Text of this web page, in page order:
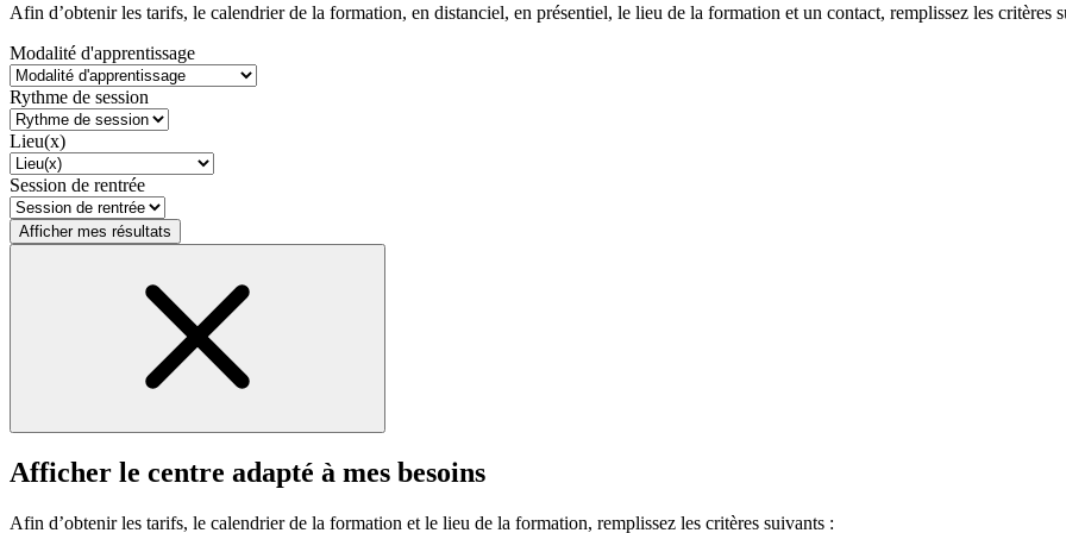
Afin d’obtenir les tarifs, le calendrier de la formation, en distanciel, en présentiel, le lieu de la formation et un contact, remplissez les critères
Modalité d'apprentissage
Rythme de session
Lieu(x)
Session de rentrée
Afficher mes résultats
Afficher le centre adapté à mes besoins
Afin d’obtenir les tarifs, le calendrier de la formation et le lieu de la formation, remplissez les critères suivants :